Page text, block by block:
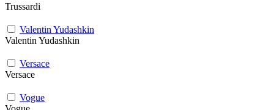
Trussardi
Valentin Yudashkin
Valentin Yudashkin
Versace
Versace
Vogue